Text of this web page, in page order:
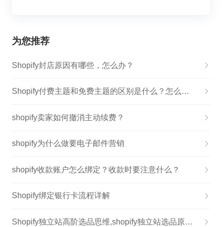
为您推荐
Shopify封店原因有哪些，怎么办？
Shopify付费主题和免费主题的区别是什么？怎么选？
shopify卖家如何撤消主动续费？
shopify为什么做要电子邮件营销
shopify收款账户怎么绑定？收款时要注意什么？
Shopify绑定银行卡流程详解
Shopify独立站高阶选品思维,shopify独立站选品原则有哪些